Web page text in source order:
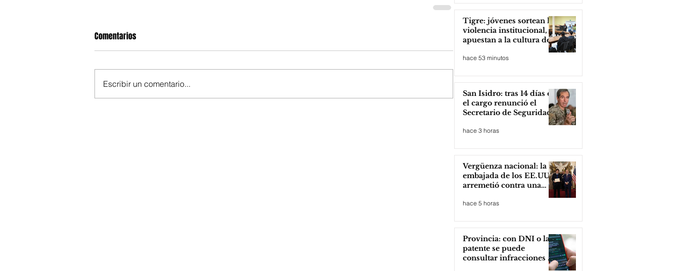
Comentarios
Escribir un comentario...
Tigre: jóvenes sortean la
violencia institucional,
apuestan a la cultura del
hace 53 minutos
San Isidro: tras 14 días en
el cargo renunció el
Secretario de Seguridad
hace 3 horas
Vergüenza nacional: la
embajada de los EE.UU
arremetió contra una
hace 5 horas
Provincia: con DNI o la
patente se puede
consultar infracciones en